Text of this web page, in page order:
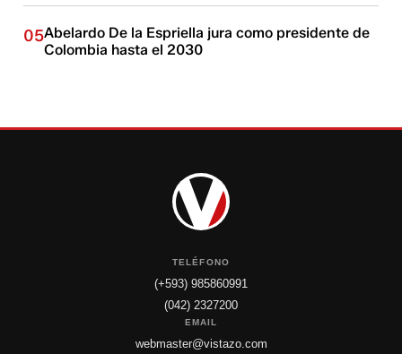
05Abelardo De la Espriella jura como presidente de
Colombia hasta el 2030
TELÉFONO
(+593) 985860991
(042) 2327200
EMAIL
webmaster@vistazo.com